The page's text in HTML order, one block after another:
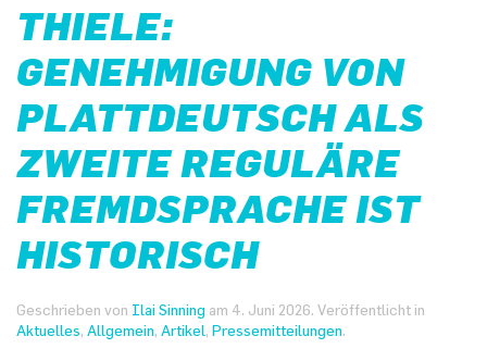
THIELE:
GENEHMIGUNG VON
PLATTDEUTSCH ALS
ZWEITE REGULÄRE
FREMDSPRACHE IST
HISTORISCH
Geschrieben von Ilai Sinning am 4. Juni 2026. Veröffentlicht in
Aktuelles, Allgemein, Artikel, Pressemitteilungen.